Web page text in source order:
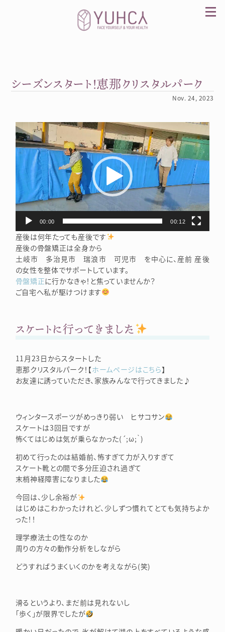
カラダを整え、習慣を変えて、心を前向きに。産
前産後訪問整体 YUHCA（ユウカ）
シーズンスタート！恵那クリスタルパーク
Nov. 24, 2023
Video
Player
00:00 00:12
産後は何年たっても産後です
産後の骨盤矯正は全身から
土岐市 多治見市 瑞浪市 可児市 を中心に、産前 産後
の女性を整体でサポートしています。
骨盤矯正に行かなきゃ！と焦っていませんか？
ご自宅へ私が駆けつけます
スケートに行ってきました
11月23日からスタートした
恵那クリスタルパーク！【ホームページはこちら】
お友達に誘っていただき、家族みんなで行ってきました♪
ウィンタースポーツがめっきり弱い ヒサコサン
スケートは3回目ですが
怖くてはじめは気が乗らなかった(´;ω;｀)
初めて行ったのは結婚前、怖すぎて力が入りすぎて
スケート靴との間で多分圧迫され過ぎて
末梢神経障害になりました
今回は、少し余裕が
はじめはこわかったけれど、少しずつ慣れてとても気持ちよか
った！！
理学療法士の性なのか
周りの方々の動作分析をしながら
どうすればうまくいくのかを考えながら(笑)
滑るというより、まだ前は見れないし
「歩く」が限界でしたが